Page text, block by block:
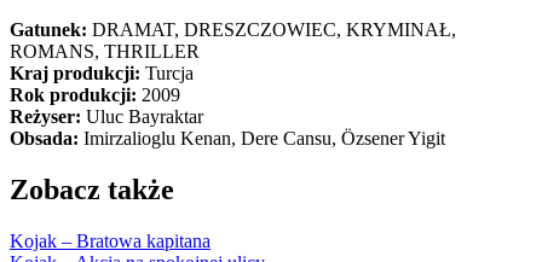
Gatunek: DRAMAT, DRESZCZOWIEC, KRYMINAŁ,
ROMANS, THRILLER
Kraj produkcji: Turcja
Rok produkcji: 2009
Reżyser: Uluc Bayraktar
Obsada: Imirzalioglu Kenan, Dere Cansu, Özsener Yigit
Zobacz także
Kojak – Bratowa kapitana